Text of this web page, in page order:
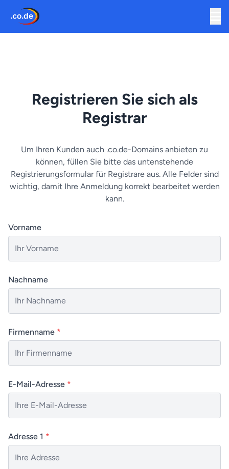
Registrieren Sie sich als
Registrar
Um Ihren Kunden auch .co.de-Domains anbieten zu
können, füllen Sie bitte das untenstehende
Registrierungsformular für Registrare aus. Alle Felder sind
wichtig, damit Ihre Anmeldung korrekt bearbeitet werden
kann.
Vorname
Nachname
Firmenname *
E-Mail-Adresse *
Adresse 1 *